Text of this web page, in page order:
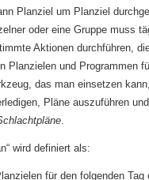
Planziel um Planziel
oder eine Gruppe muss
Aktionen durchführen,
Planzielen und Programmen
das man einsetzen
Pläne auszuführen
wird definiert als:
für den folgenden Tag